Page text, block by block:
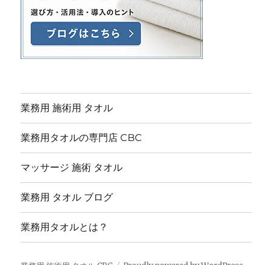
業務用 施術用 タオル
業務用タオルの専門店 CBC
マッサージ 施術 タオル
業務用 タオル ブログ
業務用タオルとは？